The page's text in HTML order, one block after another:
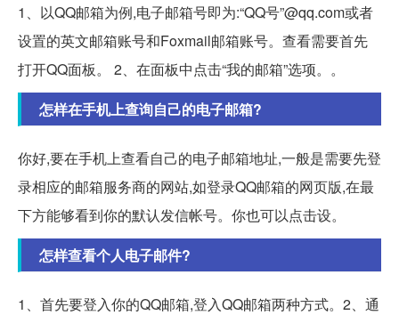
1、以QQ邮箱为例,电子邮箱号即为:“QQ号”@qq.com或者
设置的英文邮箱账号和Foxmail邮箱账号。查看需要首先
打开QQ面板。 2、在面板中点击“我的邮箱”选项。。
怎样在手机上查询自己的电子邮箱?
你好,要在手机上查看自己的电子邮箱地址,一般是需要先登
录相应的邮箱服务商的网站,如登录QQ邮箱的网页版,在最
下方能够看到你的默认发信帐号。你也可以点击设。
怎样查看个人电子邮件?
1、首先要登入你的QQ邮箱,登入QQ邮箱两种方式。2、通